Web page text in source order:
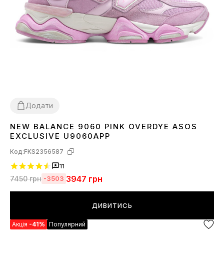
Додати
3637 3839404142 43
NEW BALANCE 9060 PINK OVERDYE ASOS
EXCLUSIVE U9060APP
Код:FKS2356587
11
7450грн -3503 3947 грн
ДИВИТИСЬ
Акція -41% Популярний